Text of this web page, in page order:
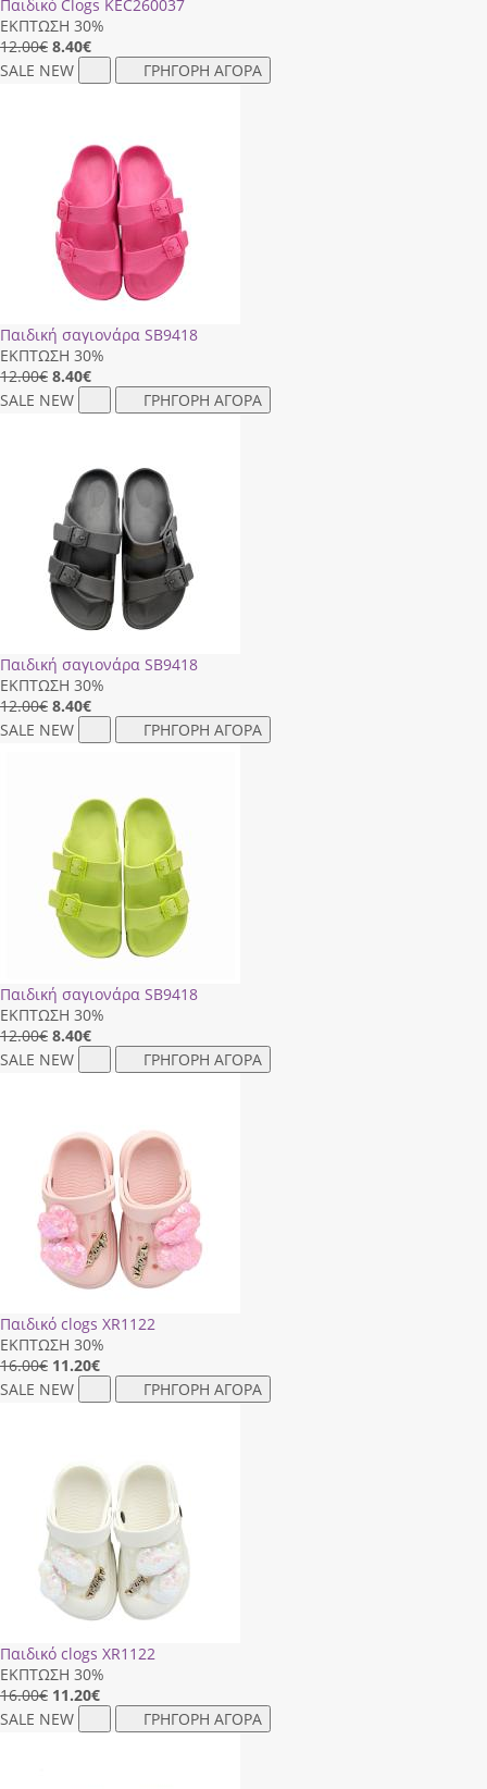
Παιδικό Clogs ΚΕC260037
ΕΚΠΤΩΣΗ 30%
12.00€ 8.40€
SALE NEW ΓΡΗΓΟΡΗ ΑΓΟΡΑ
Παιδική σαγιονάρα SB9418
ΕΚΠΤΩΣΗ 30%
12.00€ 8.40€
SALE NEW ΓΡΗΓΟΡΗ ΑΓΟΡΑ
Παιδική σαγιονάρα SB9418
ΕΚΠΤΩΣΗ 30%
12.00€ 8.40€
SALE NEW ΓΡΗΓΟΡΗ ΑΓΟΡΑ
Παιδική σαγιονάρα SB9418
ΕΚΠΤΩΣΗ 30%
12.00€ 8.40€
SALE NEW ΓΡΗΓΟΡΗ ΑΓΟΡΑ
Παιδικό clogs XR1122
ΕΚΠΤΩΣΗ 30%
16.00€ 11.20€
SALE NEW ΓΡΗΓΟΡΗ ΑΓΟΡΑ
Παιδικό clogs XR1122
ΕΚΠΤΩΣΗ 30%
16.00€ 11.20€
SALE NEW ΓΡΗΓΟΡΗ ΑΓΟΡΑ